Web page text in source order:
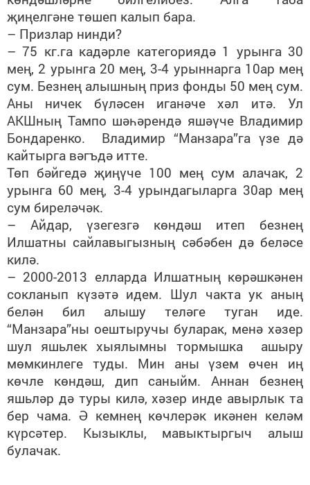
җиңелгәне төшеп калып бара.
– Призлар нинди?
– 75 кг.га кадәрле категориядә 1 урынга 30
мең, 2 урынга 20 мең, 3-4 урыннарга 10ар мең
сум. Безнең алышның приз фонды 50 мең сум.
Аны ничек бүләсен иганәче хәл итә. Ул
АКШның Тампо шәһәрендә яшәүче Владимир
Бондаренко. Владимир “Манзара”га үзе дә
кайтырга вәгъдә итте.
Төп бәйгедә җиңүче 100 мең сум алачак, 2
урынга 60 мең, 3-4 урындагыларга 30ар мең
сум биреләчәк.
– Айдар, үзегезгә көндәш итеп безнең
Илшатны сайлавыгызның сәбәбен дә беләсе
килә.
– 2000-2013 елларда Илшатның көрәшкәнен
сокланып күзәтә идем. Шул чакта ук аның
белән бил алышу теләге туган иде.
“Манзара”ны оештыручы буларак, менә хәзер
шул яшьлек хыялымны тормышка ашыру
мөмкинлеге туды. Мин аны үзем өчен иң
көчле көндәш, дип саныйм. Аннан безнең
яшьләр дә туры килә, хәзер инде авырлык та
бер чама. Ә кемнең көчлерәк икәнен келәм
күрсәтер. Кызыклы, мавыктыргыч алыш
булачак.